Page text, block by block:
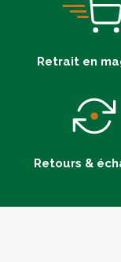
Retrait en
Retours &